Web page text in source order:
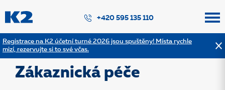
Registrace na K2 účetní turné 2026 jsou spuštěny! Místa rychle
mizí, rezervujte si to své včas.
+420 595 135 110
Zpět na výpis služeb
Zákaznická péče